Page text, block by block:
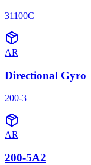
31100C
AR
Directional Gyro
200-3
AR
200-5A2